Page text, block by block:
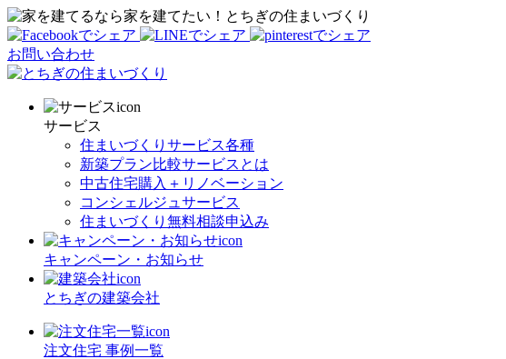
家を建てたい！とちぎの住まいづくり
お問い合わせ
サービス
住まいづくりサービス各種
新築プラン比較サービスとは
中古住宅購入＋リノベーション
コンシェルジュサービス
住まいづくり無料相談申込み
キャンペーン・お知らせ
とちぎの建築会社
注文住宅 事例一覧